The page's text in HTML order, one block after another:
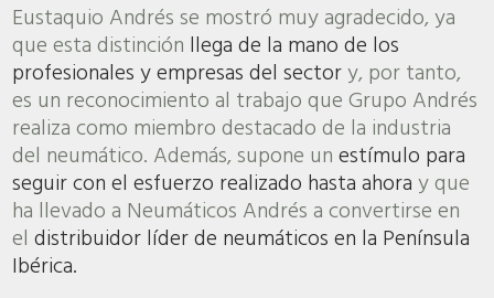
Eustaquio Andrés se mostró muy agradecido, ya
que esta distinción llega de la mano de los
profesionales y empresas del sectory, por tanto,
es un reconocimiento al trabajo que Grupo Andrés
realiza como miembro destacado de la industria
del neumático. Además, supone unestímulo para
seguir con el esfuerzo realizado hasta ahoray que
ha llevado a Neumáticos Andrés a convertirse en
eldistribuidor líder de neumáticos en la Península
Ibérica.